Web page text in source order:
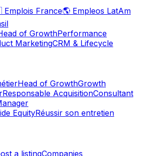
Emplois France🌎 Empleos LatAm
of GrowthPerformance
MarketingCRM & Lifecycle
Head of GrowthGrowth
Responsable AcquisitionConsultant
EquityRéussir son entretien
a listingCompanies